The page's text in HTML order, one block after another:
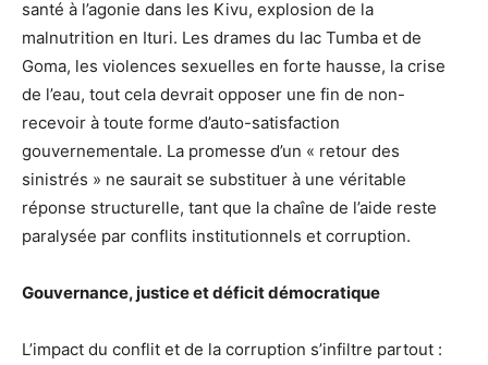
santé à l’agonie dans les Kivu, explosion de la
malnutrition en Ituri. Les drames du lac Tumba et de
Goma, les violences sexuelles en forte hausse, la crise
de l’eau, tout cela devrait opposer une fin de non-
recevoir à toute forme d’auto-satisfaction
gouvernementale. La promesse d’un « retour des
sinistrés » ne saurait se substituer à une véritable
réponse structurelle, tant que la chaîne de l’aide reste
paralysée par conflits institutionnels et corruption.
Gouvernance, justice et déficit démocratique
L’impact du conflit et de la corruption s’infiltre partout :